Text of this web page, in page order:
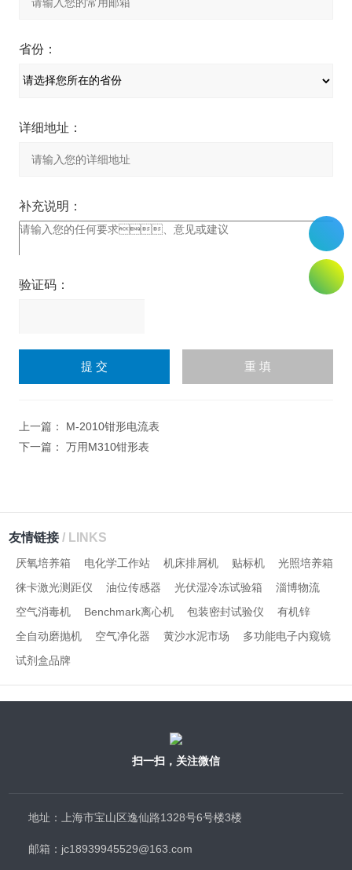
省份：
详细地址：
补充说明：
验证码：
上一篇： M-2010钳形电流表
下一篇： 万用M310钳形表
友情链接/ LINKS
厌氧培养箱 电化学工作站 机床排屑机 贴标机
光照培养箱
徕卡激光测距仪
油位传感器 光伏湿冷冻试验箱
淄博物流
空气消毒机
Benchmark离心机 包装密封试验仪
有机锌
全自动磨抛机
空气净化器 黄沙水泥市场
多功能电子内窥镜
试剂盒品牌
扫一扫，关注微信
地址：上海市宝山区逸仙路1328号6号楼3楼
邮箱：jc18939945529@163.com